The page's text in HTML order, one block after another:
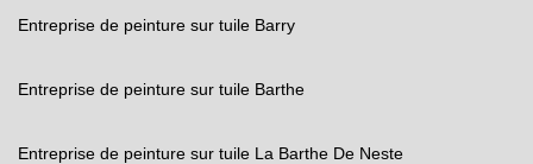
Entreprise de peinture sur tuile Barry
Entreprise de peinture sur tuile Barthe
Entreprise de peinture sur tuile La Barthe De Neste